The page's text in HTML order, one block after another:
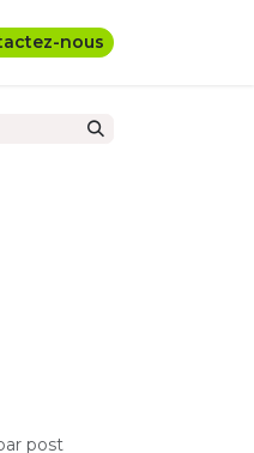
nous
post